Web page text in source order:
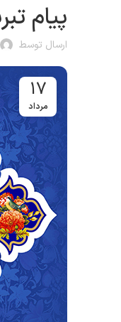
پیام
ارسال توسط
17
مرداد